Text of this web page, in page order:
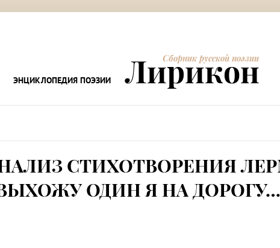
ЭНЦИКЛОПЕДИЯ ПОЭЗИИ
Сборник русской поэзии
Лирикон
СТИХОТВОРЕНИЯ
ОДИН Я НА